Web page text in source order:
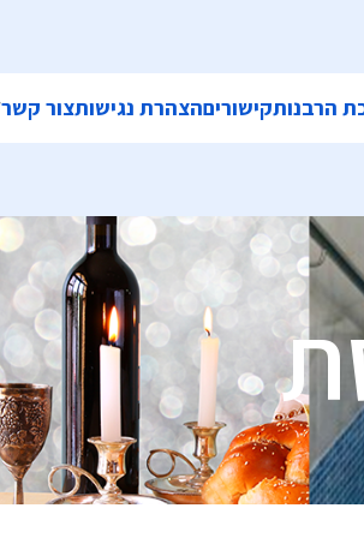
הרבנותקישוריםהצהרת נגישותצור קשר